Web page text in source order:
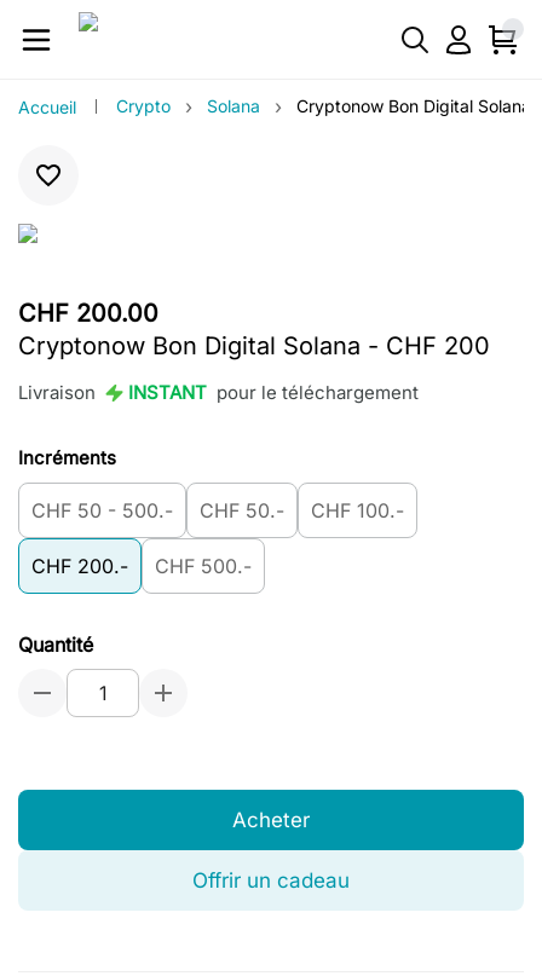
Accueil Crypto › Solana › Cryptonow Bon Digital Solana
CHF 200.00
Cryptonow Bon Digital Solana - CHF 200
Livraison INSTANT pour le téléchargement
Incréments
CHF 50 - 500.- CHF 50.- CHF 100.-
CHF 200.- CHF 500.-
Quantité
Acheter
Offrir un cadeau